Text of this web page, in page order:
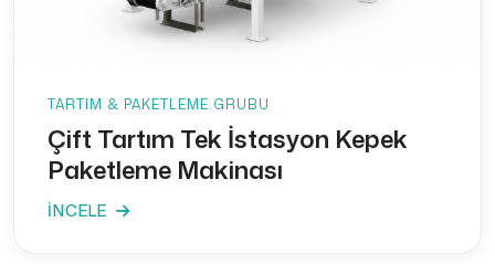
TARTIM & PAKETLEME GRUBU
Çift Tartım Tek İstasyon Kepek
Paketleme Makinası
İNCELE